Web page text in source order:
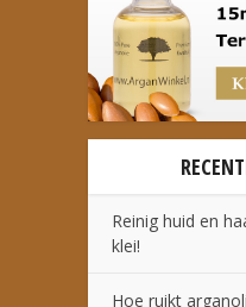
Reinig huid en
klei!
Hoe ruikt